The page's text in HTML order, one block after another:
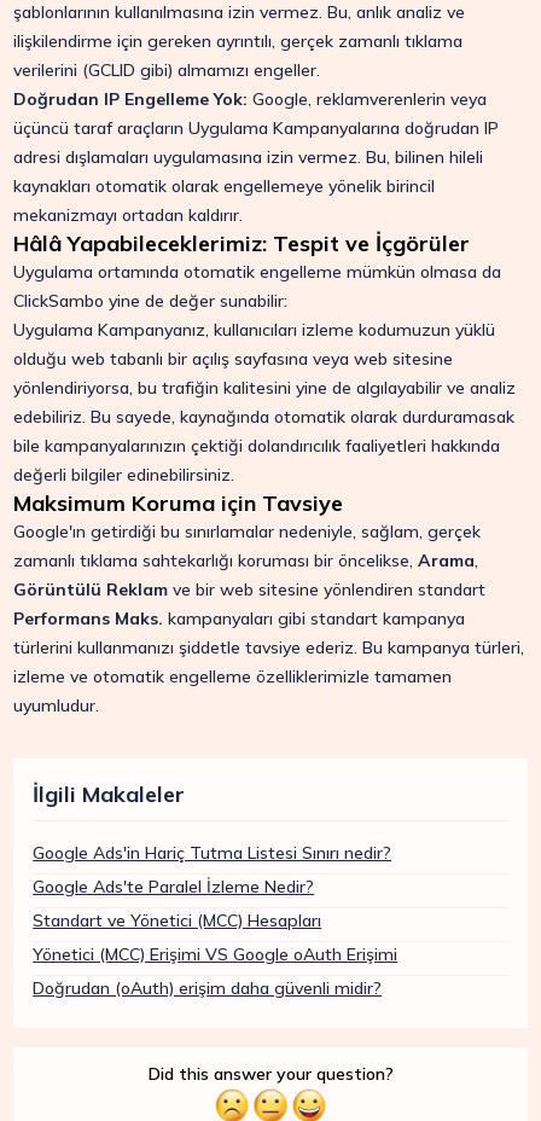
şablonlarının kullanılmasına izin vermez. Bu, anlık analiz ve
ilişkilendirme için gereken ayrıntılı, gerçek zamanlı tıklama
verilerini (GCLID gibi) almamızı engeller.
Doğrudan IP Engelleme Yok: Google, reklamverenlerin veya
üçüncü taraf araçların Uygulama Kampanyalarına doğrudan IP
adresi dışlamaları uygulamasına izin vermez. Bu, bilinen hileli
kaynakları otomatik olarak engellemeye yönelik birincil
mekanizmayı ortadan kaldırır.
Hâlâ Yapabileceklerimiz: Tespit ve İçgörüler
Uygulama ortamında otomatik engelleme mümkün olmasa da
ClickSambo yine de değer sunabilir:
Uygulama Kampanyanız, kullanıcıları izleme kodumuzun yüklü
olduğu web tabanlı bir açılış sayfasına veya web sitesine
yönlendiriyorsa, bu trafiğin kalitesini yine de algılayabilir ve analiz
edebiliriz. Bu sayede, kaynağında otomatik olarak durduramasak
bile kampanyalarınızın çektiği dolandırıcılık faaliyetleri hakkında
değerli bilgiler edinebilirsiniz.
Maksimum Koruma için Tavsiye
Google'ın getirdiği bu sınırlamalar nedeniyle, sağlam, gerçek
zamanlı tıklama sahtekarlığı koruması bir öncelikse,Arama,
Görüntülü Reklam ve bir web sitesine yönlendiren standart
Performans Maks. kampanyaları gibi standart kampanya
türlerini kullanmanızı şiddetle tavsiye ederiz. Bu kampanya türleri,
izleme ve otomatik engelleme özelliklerimizle tamamen
uyumludur.
İlgili Makaleler
Google Ads'in Hariç Tutma Listesi Sınırı nedir?
Google Ads'te Paralel İzleme Nedir?
Standart ve Yönetici (MCC) Hesapları
Yönetici (MCC) Erişimi VS Google oAuth Erişimi
Doğrudan (oAuth) erişim daha güvenli midir?
Did this answer your question?